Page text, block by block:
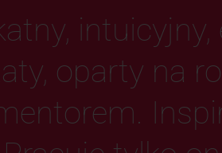
oparty na